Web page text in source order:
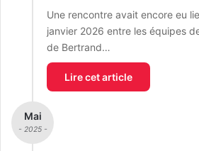
Une rencontre avait encore eu
janvier 2026 entre les équipes
de Bertrand…
Lire cet article
Mai
- 2025 -